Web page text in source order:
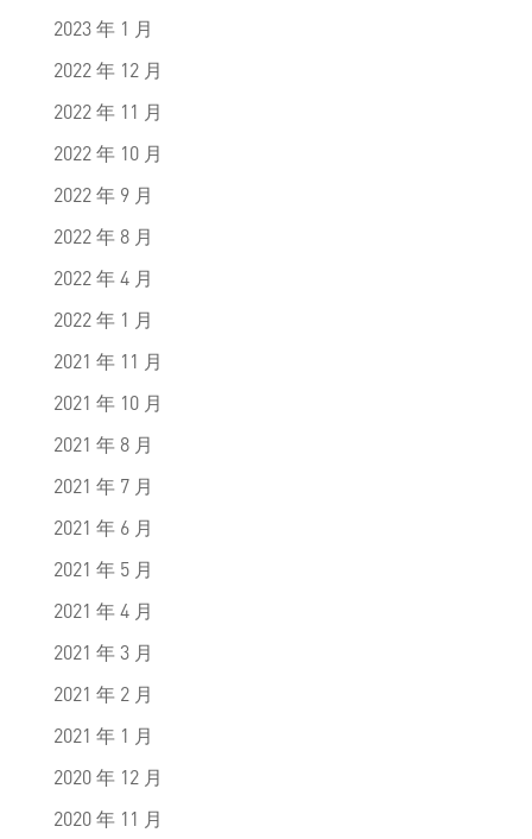
2023 年 1 月
2022 年 12 月
2022 年 11 月
2022 年 10 月
2022 年 9 月
2022 年 8 月
2022 年 4 月
2022 年 1 月
2021 年 11 月
2021 年 10 月
2021 年 8 月
2021 年 7 月
2021 年 6 月
2021 年 5 月
2021 年 4 月
2021 年 3 月
2021 年 2 月
2021 年 1 月
2020 年 12 月
2020 年 11 月